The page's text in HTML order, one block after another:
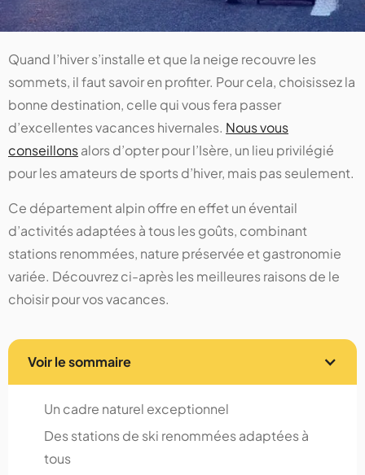
Quand l’hiver s’installe et que la neige recouvre les
sommets, il faut savoir en profiter. Pour cela, choisissez la
bonne destination, celle qui vous fera passer
d’excellentes vacances hivernales. Nous vous
conseillonsalors d’opter pour l’Isère, un lieu privilégié
pour les amateurs de sports d’hiver, mais pas seulement.
Ce département alpin offre en effet un éventail
d’activités adaptées à tous les goûts, combinant
stations renommées, nature préservée et gastronomie
variée. Découvrez ci-après les meilleures raisons de le
choisir pour vos vacances.
Voir le sommaire
Un cadre naturel exceptionnel
Des stations de ski renommées adaptées à
tous